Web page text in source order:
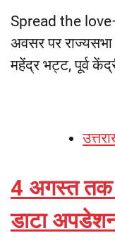
Spread the
अवसर पर
महेंद्र भट्ट, पूर्व
4 अगस्त तक
डाटा